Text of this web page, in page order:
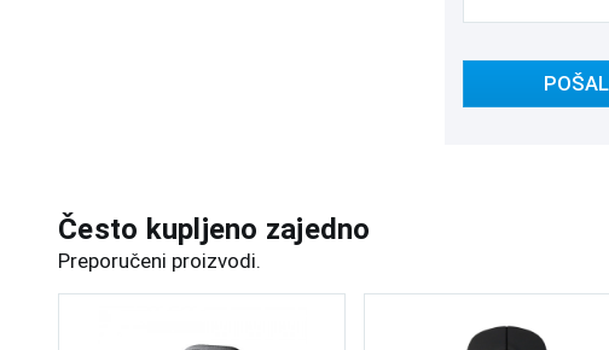
Često kupljeno zajedno
Preporučeni proizvodi.